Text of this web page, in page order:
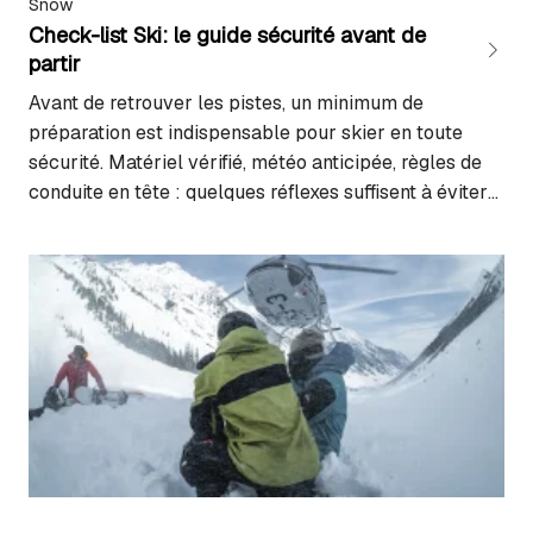
Snow
Check-list Ski: le guide sécurité avant de
partir
Avant de retrouver les pistes, un minimum de
préparation est indispensable pour skier en toute
sécurité. Matériel vérifié, météo anticipée, règles de
conduite en tête : quelques réflexes suffisent à éviter
retrouvez une check-list claire pour contrôler votre
équipement, analyser les conditions et adopter les
bons gestes sur…